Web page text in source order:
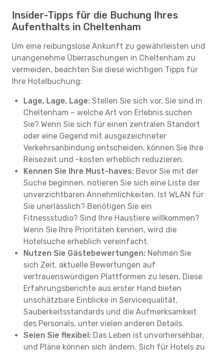
Insider-Tipps für die Buchung Ihres
Aufenthalts in Cheltenham
Um eine reibungslose Ankunft zu gewährleisten und
unangenehme Überraschungen in Cheltenham zu
vermeiden, beachten Sie diese wichtigen Tipps für
Ihre Hotelbuchung:
Lage, Lage, Lage: Stellen Sie sich vor, Sie sind in
Cheltenham – welche Art von Erlebnis suchen
Sie? Wenn Sie sich für einen zentralen Standort
oder eine Gegend mit ausgezeichneter
Verkehrsanbindung entscheiden, können Sie Ihre
Reisezeit und -kosten erheblich reduzieren.
Kennen Sie Ihre Must-haves: Bevor Sie mit der
Suche beginnen, notieren Sie sich eine Liste der
unverzichtbaren Annehmlichkeiten. Ist WLAN für
Sie unerlässlich? Benötigen Sie ein
Fitnessstudio? Sind Ihre Haustiere willkommen?
Wenn Sie Ihre Prioritäten kennen, wird die
Hotelsuche erheblich vereinfacht.
Nutzen Sie Gästebewertungen: Nehmen Sie
sich Zeit, aktuelle Bewertungen auf
vertrauenswürdigen Plattformen zu lesen. Diese
Erfahrungsberichte aus erster Hand bieten
unschätzbare Einblicke in Servicequalität,
Sauberkeitsstandards und die Aufmerksamkeit
des Personals, unter vielen anderen Details.
Seien Sie flexibel: Das Leben ist unvorhersehbar,
und Pläne können sich ändern. Sich für Hotels zu